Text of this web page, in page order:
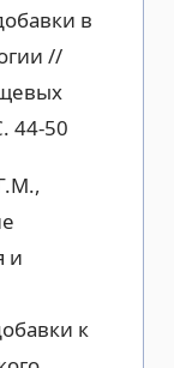
в
//
44-50
и
к